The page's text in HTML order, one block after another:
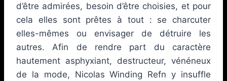
d’être admirées, besoin d’être choisies, et pour
cela elles sont prêtes à tout : se charcuter
elles-mêmes ou envisager de détruire les
autres. Afin de rendre part du caractère
hautement asphyxiant, destructeur, vénéneux
de la mode, Nicolas Winding Refn y insuffle